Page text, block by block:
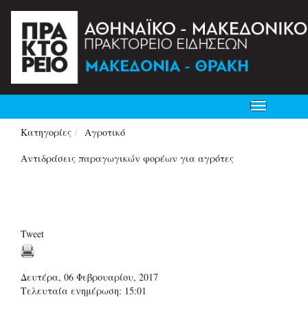
Toggle
navigation
Κατηγορίες
Αγροτικό
Αντιδράσεις παραγωγικών φορέων για αγρότες
Tweet
Δευτέρα, 06 Φεβρουαρίου, 2017
Τελευταία ενημέρωση: 15:01